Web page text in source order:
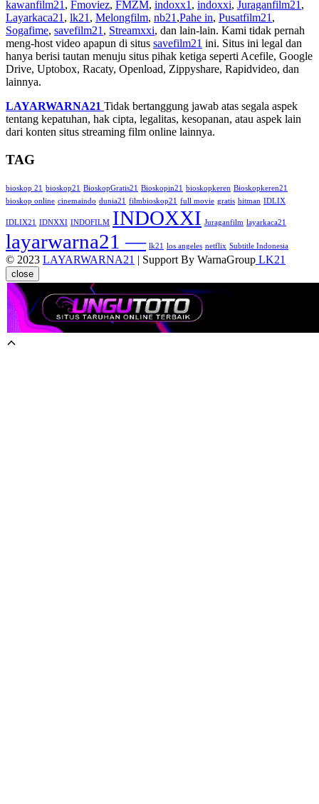
kawanfilm21 , Fmoviez, FMZM, indoxx1 , indoxxi, Juraganfilm21 ,
Layarkaca21 , lk21 , Melongfilm, nb21 ,Pahe in, Pusatfilm21 ,
Sogafime, savefilm21 , Streamxxi, dan lain-lain. Kami tidak pernah
meng-host video apapun di situs savefilm21 ini. Situs ini legal dan
hanya berisi tautan menuju situs pihak ketiga seperti Acefile, Google
Drive, Uptobox, Racaty, Openload, Zippyshare, Rapidvideo, dan
lainnya.
LAYARWARNA21 Tidak bertanggung jawab atas segala aspek
tentang kepatuhan, hak cipta, legalitas, kesopanan, atau aspek lain
dari konten situs streaming film online lainnya.
TAG
bioskop 21 bioskop21 BioskopGratis21 Bioskopin21 bioskopkeren Bioskopkeren21
bioskop online cinemaindo dunia21 filmbioskop21 full movie gratis hitman IDLIX
IDLIX21 IDNXXI INDOFILM INDOXXI Juraganfilm layarkaca21
layarwarna21 — lk21 los angeles netflix Subtitle Indonesia
© 2023 LAYARWARNA21 | Support By WarnaGroup LK21
close